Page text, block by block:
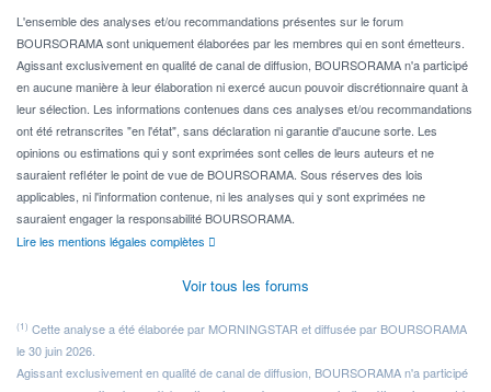
Pour l' ...
L'ensemble des analyses et/ou recommandations présentes sur le forum
BOURSORAMA sont uniquement élaborées par les membres qui en sont émetteurs.
Agissant exclusivement en qualité de canal de diffusion, BOURSORAMA n'a participé
en aucune manière à leur élaboration ni exercé aucun pouvoir discrétionnaire quant à
leur sélection. Les informations contenues dans ces analyses et/ou recommandations
ont été retranscrites "en l'état", sans déclaration ni garantie d'aucune sorte. Les
opinions ou estimations qui y sont exprimées sont celles de leurs auteurs et ne
sauraient refléter le point de vue de BOURSORAMA. Sous réserves des lois
applicables, ni l'information contenue, ni les analyses qui y sont exprimées ne
sauraient engager la responsabilité BOURSORAMA.
Lire les mentions légales complètes
Voir tous les forums
(1) Cette analyse a été élaborée par MORNINGSTAR et diffusée par BOURSORAMA
le 30 juin 2026.
Agissant exclusivement en qualité de canal de diffusion, BOURSORAMA n'a participé